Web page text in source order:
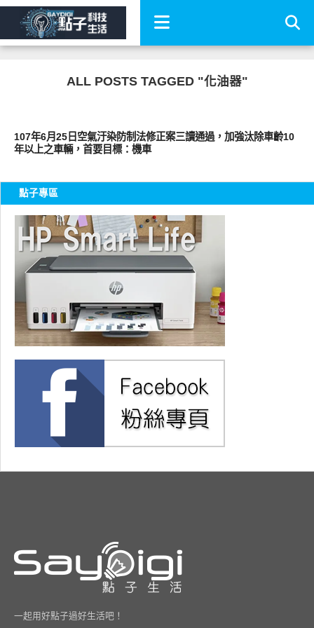
ALL POSTS TAGGED "化油器"
107年6月25日空氣汙染防制法修正案三讀通過，加強汰除車齡10
年以上之車輛，首要目標：機車
點子專區
一起用好點子過好生活吧！